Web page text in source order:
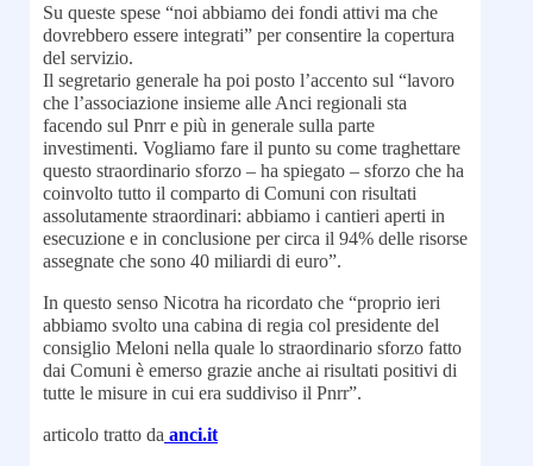
Su queste spese “noi abbiamo dei fondi attivi ma che
dovrebbero essere integrati” per consentire la copertura
del servizio.
Il segretario generale ha poi posto l’accento sul “lavoro
che l’associazione insieme alle Anci regionali sta
facendo sul Pnrr e più in generale sulla parte
investimenti. Vogliamo fare il punto su come traghettare
questo straordinario sforzo – ha spiegato – sforzo che ha
coinvolto tutto il comparto di Comuni con risultati
assolutamente straordinari: abbiamo i cantieri aperti in
esecuzione e in conclusione per circa il 94% delle risorse
assegnate che sono 40 miliardi di euro”.
In questo senso Nicotra ha ricordato che “proprio ieri
abbiamo svolto una cabina di regia col presidente del
consiglio Meloni nella quale lo straordinario sforzo fatto
dai Comuni è emerso grazie anche ai risultati positivi di
tutte le misure in cui era suddiviso il Pnrr”.
articolo tratto da anci.it